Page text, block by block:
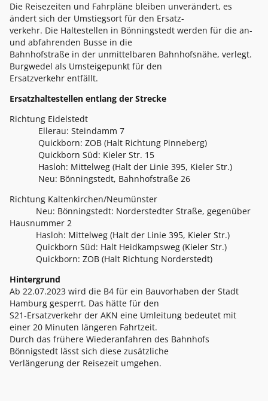
Die Reisezeiten und Fahrpläne bleiben unverändert, es
ändert sich der Umstiegsort für den Ersatz-
verkehr. Die Haltestellen in Bönningstedt werden für die an-
und abfahrenden Busse in die
Bahnhofstraße in der unmittelbaren Bahnhofsnähe, verlegt.
Burgwedel als Umsteigepunkt für den
Ersatzverkehr entfällt.
Ersatzhaltestellen entlang der Strecke
Richtung Eidelstedt
Ellerau: Steindamm 7
Quickborn: ZOB (Halt Richtung Pinneberg)
Quickborn Süd: Kieler Str. 15
Hasloh: Mittelweg (Halt der Linie 395, Kieler Str.)
Neu: Bönningstedt, Bahnhofstraße 26
Richtung Kaltenkirchen/Neumünster
Neu: Bönningstedt: Norderstedter Straße, gegenüber
Hausnummer 2
Hasloh: Mittelweg (Halt der Linie 395, Kieler Str.)
Quickborn Süd: Halt Heidkampsweg (Kieler Str.)
Quickborn: ZOB (Halt Richtung Norderstedt)
Hintergrund
Ab 22.07.2023 wird die B4 für ein Bauvorhaben der Stadt
Hamburg gesperrt. Das hätte für den
S21-Ersatzverkehr der AKN eine Umleitung bedeutet mit
einer 20 Minuten längeren Fahrtzeit.
Durch das frühere Wiederanfahren des Bahnhofs
Bönnigstedt lässt sich diese zusätzliche
Verlängerung der Reisezeit umgehen.